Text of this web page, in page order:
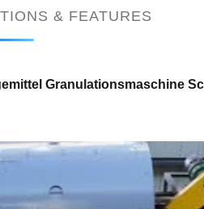
& FEATURES
Granulationsmaschine